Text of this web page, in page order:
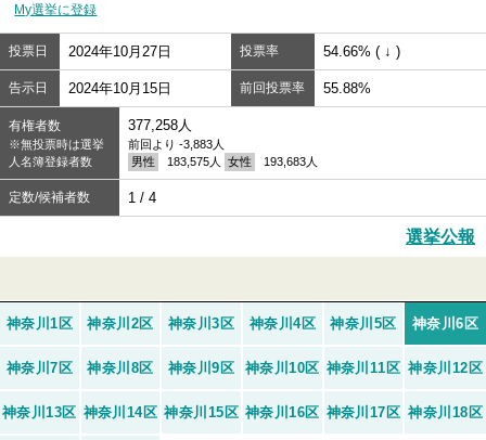
My選挙に登録
投票日 2024年10月27日 投票率 54.66% ( ↓ )
告示日 2024年10月15日 前回投票率 55.88%
有権者数
※無投票時は選挙
人名簿登録者数
377,258人
前回より -3,883人
男性
183,575人 女性 193,683人
定数/候補者数 1 / 4
選挙公報
神奈川1区 神奈川2区 神奈川3区 神奈川4区 神奈川5区 神奈川6区
神奈川7区 神奈川8区 神奈川9区 神奈川10区 神奈川11区 神奈川12区
神奈川13区 神奈川14区 神奈川15区 神奈川16区 神奈川17区 神奈川18区